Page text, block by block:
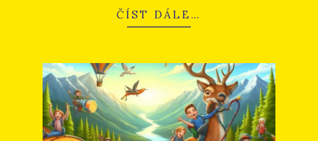
ČÍST DÁLE…